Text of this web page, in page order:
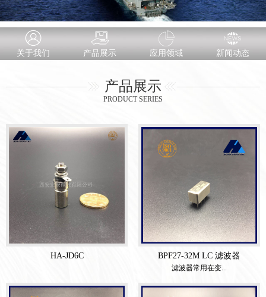
关于我们 产品展示 应用领域 新闻动态
产品展示
PRODUCT SERIES
HA-JD6C BPF27-32M LC 滤波器
滤波器常用在变...